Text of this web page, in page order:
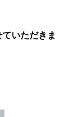
いただきま